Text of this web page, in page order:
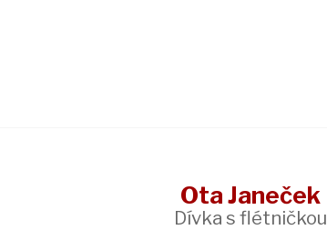
Ota Janeček
Dívka s flétničkou